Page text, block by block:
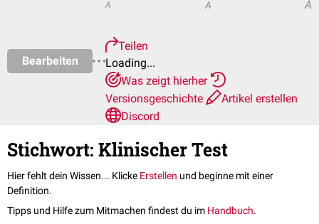
Bearbeiten
A A A
Teilen
Loading...
Was zeigt hierher
Versionsgeschichte
Artikel erstellen
Discord
Stichwort: Klinischer Test
Hier fehlt dein Wissen... Klicke Erstellen und beginne mit einer
Definition.
Tipps und Hilfe zum Mitmachen findest du im Handbuch.